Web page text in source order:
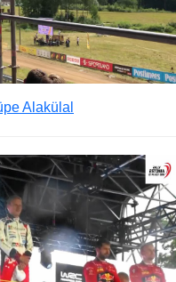
Alakülal